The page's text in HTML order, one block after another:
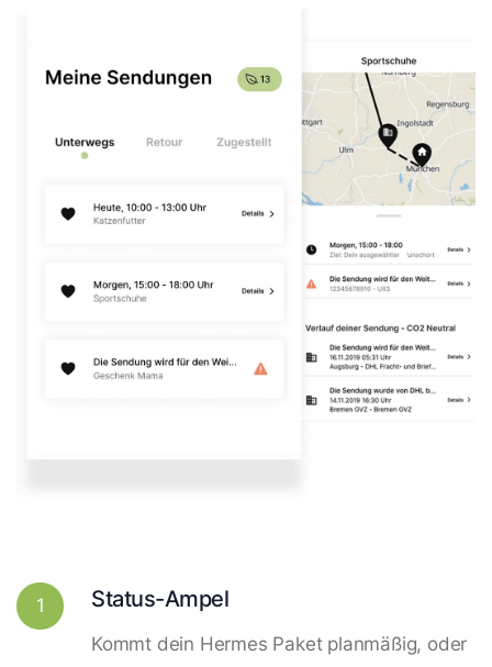
1 Status-Ampel
Kommt dein Hermes Paket planmäßig, oder